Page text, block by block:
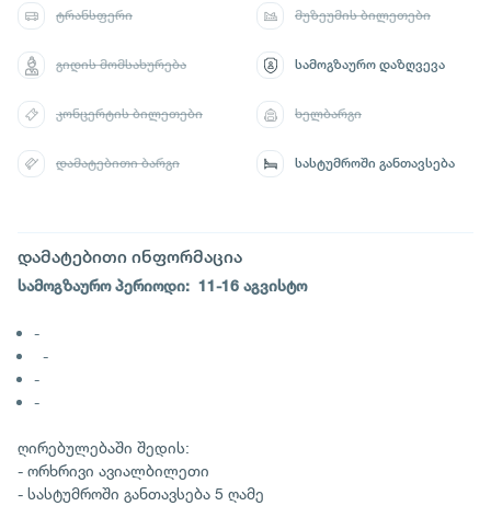
დამატებითი ინფორმაცია
სამოგზაურო პერიოდი: 11-16 აგვისტო
-
-
-
-
ღირებულებაში შედის:
- ორხრივი ავიალბილეთი
- სასტუმროში განთავსება 5 ღამე
ტრანსფერი მუზეუმის ბილეთები
გიდის მომსახურება სამოგზაურო დაზღვევა
კონცერტის ბილეთები ხელბარგი
დამატებითი ბარგი სასტუმროში განთავსება